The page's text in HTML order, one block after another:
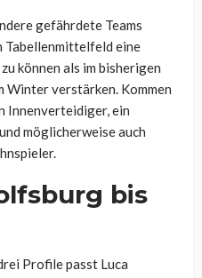
gefährdete Teams
Tabellenmittelfeld eine
können als im bisherigen
Winter verstärken. Kommen
Innenverteidiger, ein
möglicherweise auch
bis
Profile passt Luca